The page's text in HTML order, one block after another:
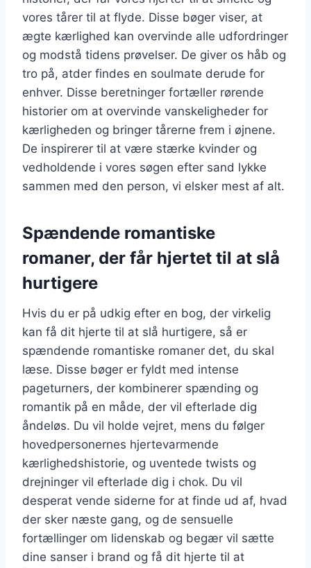
vores tårer til at flyde. Disse bøger viser, at
ægte kærlighed kan overvinde alle udfordringer
og modstå tidens prøvelser. De giver os håb og
tro på, atder findes en soulmate derude for
enhver. Disse beretninger fortæller rørende
historier om at overvinde vanskeligheder for
kærligheden og bringer tårerne frem i øjnene.
De inspirerer til at være stærke kvinder og
vedholdende i vores søgen efter sand lykke
sammen med den person, vi elsker mest af alt.
Spændende romantiske
romaner, der får hjertet til at slå
hurtigere
Hvis du er på udkig efter en bog, der virkelig
kan få dit hjerte til at slå hurtigere, så er
spændende romantiske romaner det, du skal
læse. Disse bøger er fyldt med intense
pageturners, der kombinerer spænding og
romantik på en måde, der vil efterlade dig
åndeløs. Du vil holde vejret, mens du følger
hovedpersonernes hjertevarmende
kærlighedshistorie, og uventede twists og
drejninger vil efterlade dig i chok. Du vil
desperat vende siderne for at finde ud af, hvad
der sker næste gang, og de sensuelle
fortællinger om lidenskab og begær vil sætte
dine sanser i brand og få dit hjerte til at